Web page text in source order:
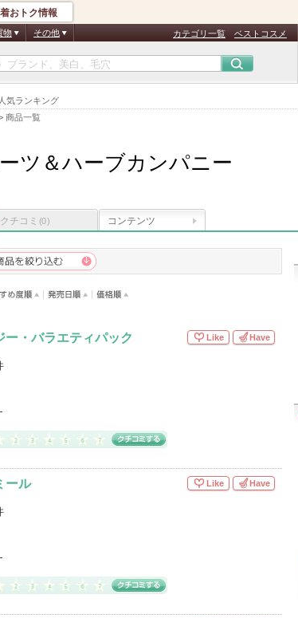
気ランキング
商品一覧
おトク情報
物 その他 カテゴリ一覧 ベストコスメ
ツ＆ハーブカンパニー
クチコミ (0) コンテンツ
ー・バラエティパック
-
Like Have
ール
-
Like Have